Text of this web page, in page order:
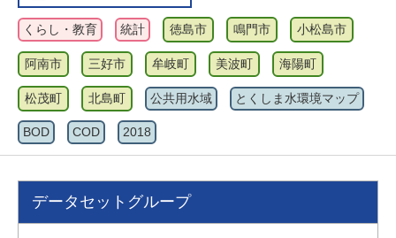
くらし・教育 統計 徳島市 鳴門市 小松島市
阿南市 三好市 牟岐町 美波町 海陽町
松茂町 北島町 公共用水域 とくしま水環境マップ
BOD COD 2018
データセットグループ